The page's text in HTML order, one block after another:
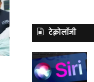
टेक्नोलॉजी